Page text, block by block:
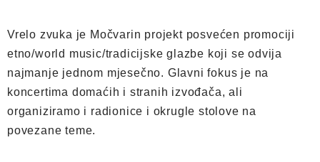
Vrelo zvuka je Močvarin projekt posvećen promociji
etno/world music/tradicijske glazbe koji se odvija
najmanje jednom mjesečno. Glavni fokus je na
koncertima domaćih i stranih izvođača, ali
organiziramo i radionice i okrugle stolove na
povezane teme.